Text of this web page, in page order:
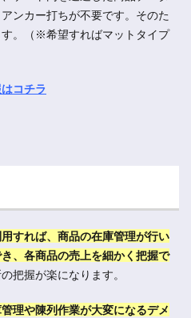
ンカー打ちが不要です。そのた
。（※希望すればマットタイプ
コチラ
すれば、商品の在庫管理が行い
、各商品の売上を細かく把握で
把握が楽になります。
理や陳列作業が大変になるデメ